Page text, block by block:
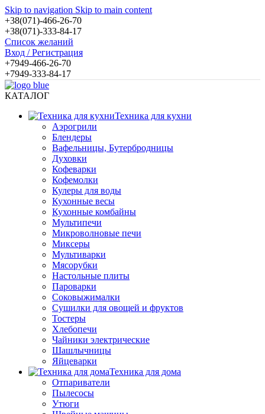
Skip to navigation Skip to main content
+38(071)-466-26-70
+38(071)-333-84-17
Список желаний
Вход / Регистрация
+7949-466-26-70
+7949-333-84-17
КАТАЛОГ
Техника для кухни
Аэрогрили
Блендеры
Вафельницы, Бутербродницы
Духовки
Кофеварки
Кофемолки
Кулеры для воды
Кухонные весы
Кухонные комбайны
Мультипечи
Микроволновые печи
Миксеры
Мультиварки
Мясорубки
Настольные плиты
Пароварки
Соковыжималки
Сушилки для овощей и фруктов
Тостеры
Хлебопечи
Чайники электрические
Шашлычницы
Яйцеварки
Техника для дома
Отпариватели
Пылесосы
Утюги